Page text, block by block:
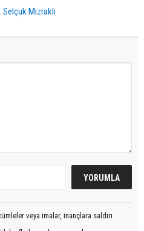
Selçuk Mızraklı
veya imalar, inançlara saldırı